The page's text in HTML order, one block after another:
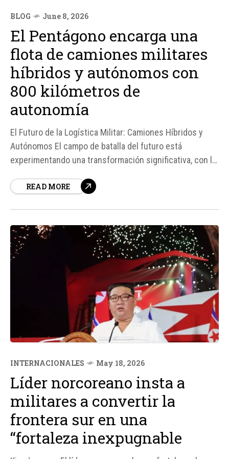
BLOG June 8, 2026
El Pentágono encarga una
flota de camiones militares
híbridos y autónomos con
800 kilómetros de
autonomía
El Futuro de la Logística Militar: Camiones Híbridos y
Autónomos El campo de batalla del futuro está
experimentando una transformación significativa, con la
exposición humana en misiones de suministro. Según
READ MORE
INTERNACIONALES May 18, 2026
Líder norcoreano insta a
militares a convertir la
frontera sur en una
“fortaleza inexpugnable